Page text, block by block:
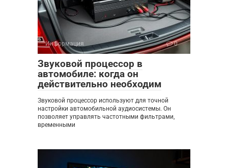
Информация 0
Звуковой процессор в
автомобиле: когда он
действительно необходим
Звуковой процессор используют для точной
настройки автомобильной аудиосистемы. Он
позволяет управлять частотными фильтрами,
временными